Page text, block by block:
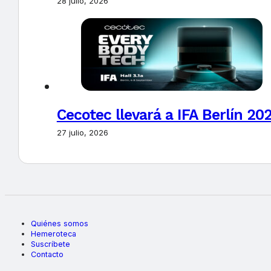
Cecotec llevará a IFA Berlín
27 julio, 2026
Quiénes somos
Hemeroteca
Suscríbete
Contacto